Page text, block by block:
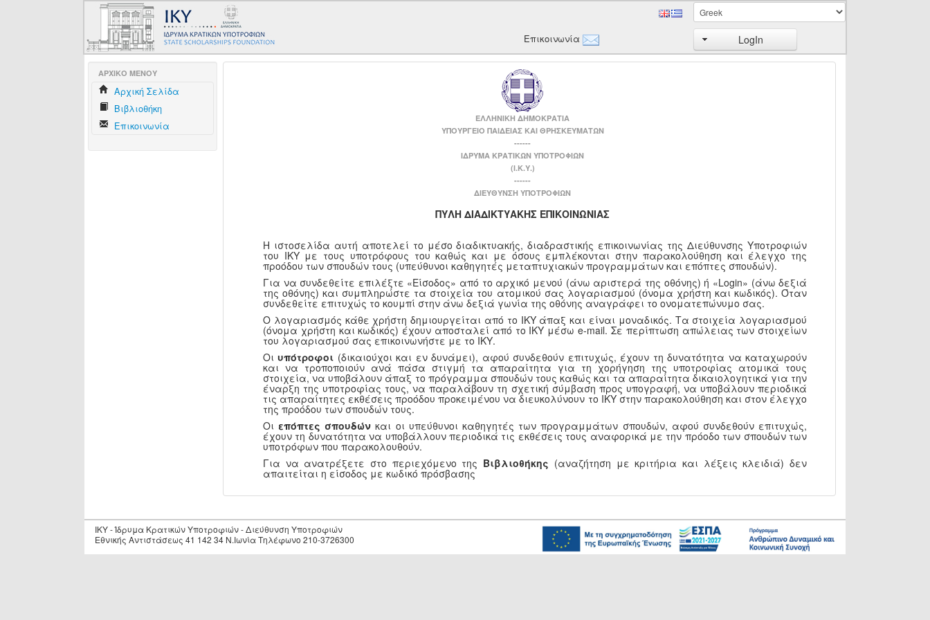
LogIn
Επικοινωνία
AΡΧΙΚΟ ΜΕΝΟΥ
Aρχική Σελίδα
Βιβλιοθήκη
Επικοινωνία
ΕΛΛΗΝΙΚΗ ΔΗΜΟΚΡΑΤΙΑ
ΥΠΟΥΡΓΕΙΟ ΠΑΙΔΕΙΑΣ ΚΑΙ ΘΡΗΣΚΕΥΜΑΤΩΝ
------
ΙΔΡΥΜΑ ΚΡΑΤΙΚΩΝ ΥΠΟΤΡΟΦΙΩΝ
(Ι.Κ.Υ.)
------
ΔΙΕΥΘΥΝΣΗ ΥΠΟΤΡΟΦΙΩΝ
ΠΥΛΗ ΔΙΑΔΙΚΤΥΑΚΗΣ ΕΠΙΚΟΙΝΩΝΙΑΣ
Η ιστοσελίδα αυτή αποτελεί το μέσο διαδικτυακής, διαδραστικής επικοινωνίας της Διεύθυνσης Υποτροφιών
του ΙΚΥ με τους υποτρόφους του καθώς και με όσους εμπλέκονται στην παρακολούθηση και έλεγχο της
προόδου των σπουδών τους (υπεύθυνοι καθηγητές μεταπτυχιακών προγραμμάτων και επόπτες σπουδών).
Για να συνδεθείτε επιλέξτε «Είσοδος» από το αρχικό μενού (άνω αριστερά της οθόνης) ή «Login» (άνω δεξιά
της οθόνης) και συμπληρώστε τα στοιχεία του ατομικού σας λογαριασμού (όνομα χρήστη και κωδικός). Όταν
συνδεθείτε επιτυχώς το κουμπί στην άνω δεξιά γωνία της οθόνης αναγράφει το ονοματεπώνυμο σας.
Ο λογαριασμός κάθε χρήστη δημιουργείται από το ΙΚΥ άπαξ και είναι μοναδικός. Τα στοιχεία λογαριασμού
(όνομα χρήστη και κωδικός) έχουν αποσταλεί από το ΙΚΥ μέσω e-mail. Σε περίπτωση απώλειας των στοιχείων
του λογαριασμού σας επικοινωνήστε με το ΙΚΥ.
Οιυπότροφοι (δικαιούχοι και εν δυνάμει), αφού συνδεθούν επιτυχώς, έχουν τη δυνατότητα να καταχωρούν
και να τροποποιούν ανά πάσα στιγμή τα απαραίτητα για τη χορήγηση της υποτροφίας ατομικά τους
στοιχεία, να υποβάλουν άπαξ το πρόγραμμα σπουδών τους καθώς και τα απαραίτητα δικαιολογητικά για την
έναρξη της υποτροφίας τους, να παραλάβουν τη σχετική σύμβαση προς υπογραφή, να υποβάλουν περιοδικά
τις απαραίτητες εκθέσεις προόδου προκειμένου να διευκολύνουν το ΙΚΥ στην παρακολούθηση και στον έλεγχο
της προόδου των σπουδών τους.
Οι επόπτες σπουδών και οι υπεύθυνοι καθηγητές των προγραμμάτων σπουδών, αφού συνδεθούν επιτυχώς,
έχουν τη δυνατότητα να υποβάλλουν περιοδικά τις εκθέσεις τους αναφορικά με την πρόοδο των σπουδών των
υποτρόφων που παρακολουθούν.
Για να ανατρέξετε στο περιεχόμενο της Βιβλιοθήκης (αναζήτηση με κριτήρια και λέξεις κλειδιά) δεν
απαιτείται η είσοδος με κωδικό πρόσβασης
IKY - Ίδρυμα Κρατικών Υποτροφιών - Διεύθυνση Υποτροφιών
Εθνικής Αντιστάσεως 41 142 34 Ν.Ιωνία Τηλέφωνο 210-3726300